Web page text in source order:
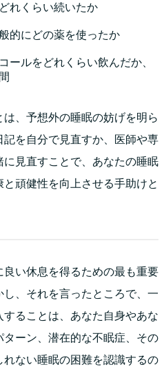
れくらい続いたか
的にどの薬を使ったか
ールをどれくらい飲んだか、
、予想外の睡眠の妨げを明ら
を自分で見直すか、医師や専
見直すことで、あなたの睡眠
頑健性を向上させる手助けと
い休息を得るための最も重要
、それを言ったところで、一
ることは、あなた自身やあな
ーン、潜在的な不眠症、その
ない睡眠の困難を認識するの